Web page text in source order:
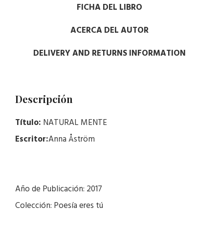
FICHA DEL LIBRO
ACERCA DEL AUTOR
DELIVERY AND RETURNS INFORMATION
Descripción
Título: NATURAL MENTE
Escritor:Anna Åström
Año de Publicación: 2017
Colección: Poesía eres tú